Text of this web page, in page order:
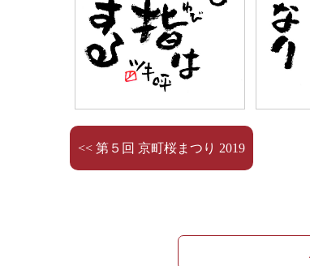
<< 第５回 京町桜まつり 2019